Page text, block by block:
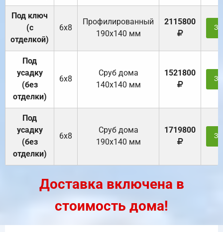
Под ключ
(с
отделкой)
6х8
Профилированный
190х140 мм
2115800
Под
усадку
(без
отделки)
6х8
Cруб дома
140х140 мм
1521800
Под
усадку
(без
отделки)
6х8
Cруб дома
190х140 мм
1719800
Доставка включена в
стоимость дома!